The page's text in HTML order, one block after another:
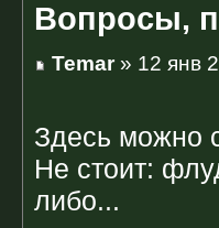
Вопросы,
Temar» 12 янв
Здесь можно
Не стоит:
либо...